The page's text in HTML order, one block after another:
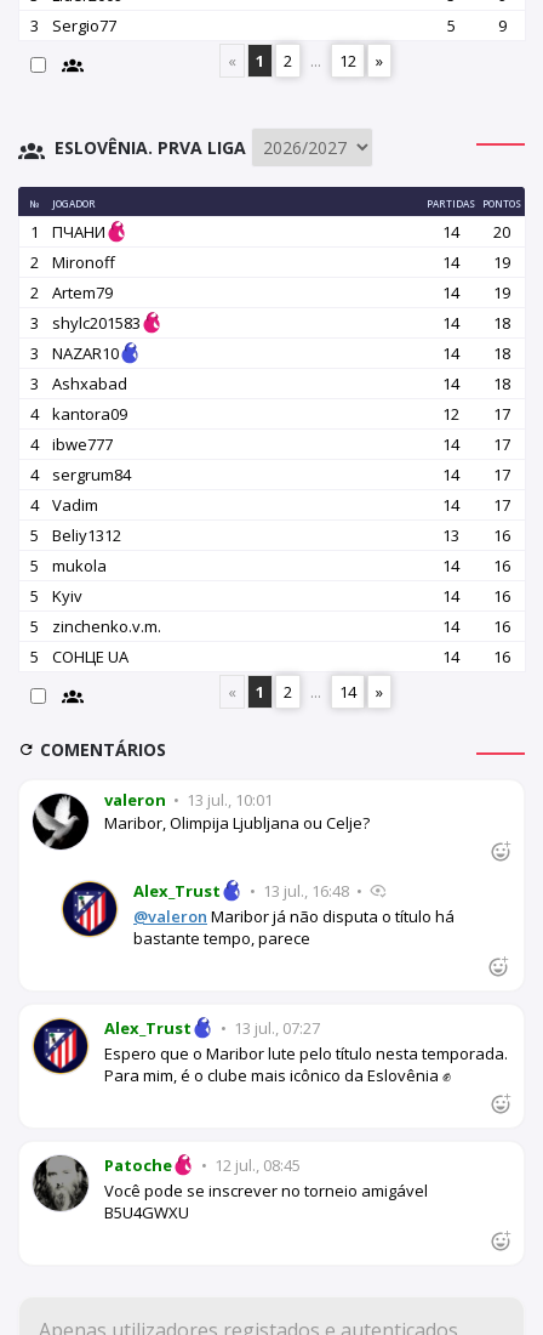
3
Sergio77 5
9
«
1 2 ... 12 »
ESLOVÊNIA. PRVA LIGA
№ JOGADOR PARTIDAS PONTOS
1 ПЧАНИ 14
20
2
Mironoff 14
19
2
Artem79 14
19
3
shylc201583 14
18
3
NAZAR10 14
18
3
Ashxabad 14
18
4
kantora09 12
17
4
ibwe777 14
17
4
sergrum84 14
17
4
Vadim 14
17
5
Beliy1312 13
16
5
mukola 14
16
5
Kyiv 14
16
5
zinchenko.v.m. 14
16
5
СОНЦЕ UA 14
16
«
1 2 ... 14 »
COMENTÁRIOS
valeron • 13 jul., 10:01
Maribor, Olimpija Ljubljana ou Celje?
Alex_Trust • 13 jul., 16:48 •
@valeron Maribor já não disputa o título há
bastante tempo, parece
Alex_Trust • 13 jul., 07:27
Espero que o Maribor lute pelo título nesta temporada.
Para mim, é o clube mais icônico da Eslovênia ✊
Patoche • 12 jul., 08:45
Você pode se inscrever no torneio amigável
B5U4GWXU